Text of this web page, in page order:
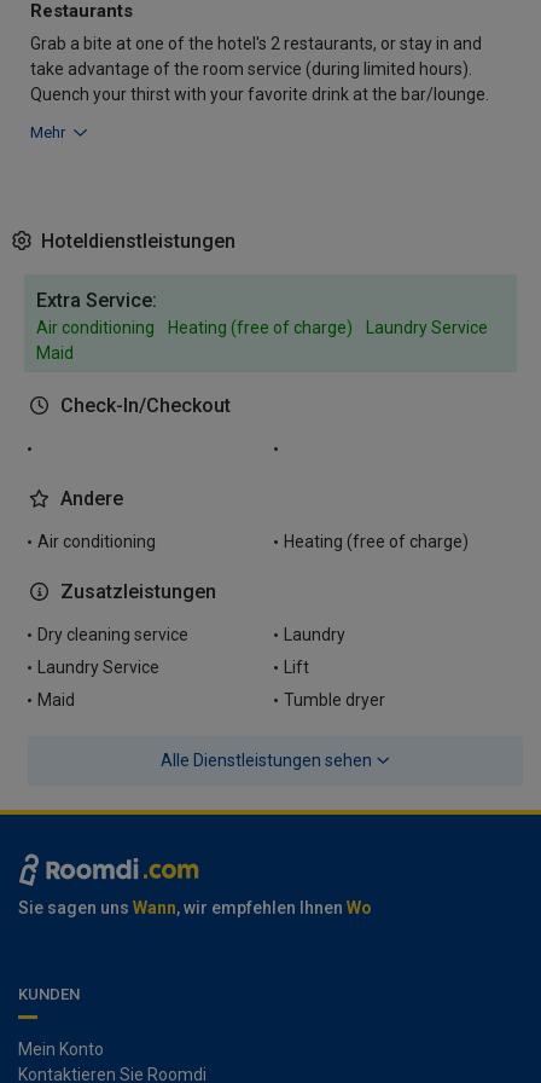
Restaurants
Grab a bite at one of the hotel's 2 restaurants, or stay in and
take advantage of the room service (during limited hours).
Quench your thirst with your favorite drink at the bar/lounge.
Mehr
Hoteldienstleistungen
Extra Service:
Air conditioning Heating (free of charge)
Laundry Service
Maid
Check-In/Checkout
Andere
Air conditioning Heating (free of charge)
Zusatzleistungen
Dry cleaning service
Laundry
Laundry Service
Lift
Maid
Tumble dryer
Alle Dienstleistungen sehen
Sie sagen uns Wann, wir empfehlen Ihnen Wo
KUNDEN
Mein Konto
Kontaktieren Sie Roomdi